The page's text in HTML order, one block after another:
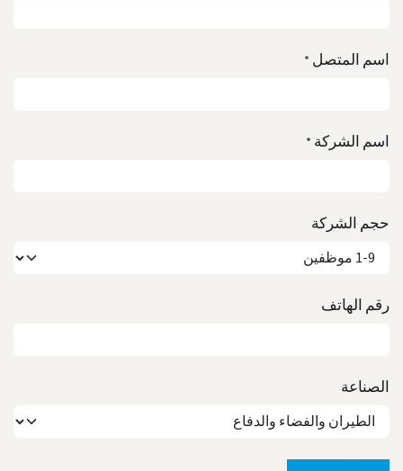
اسم المتصل *
اسم الشركة *
حجم الشركة
رقم الهاتف
الصناعة